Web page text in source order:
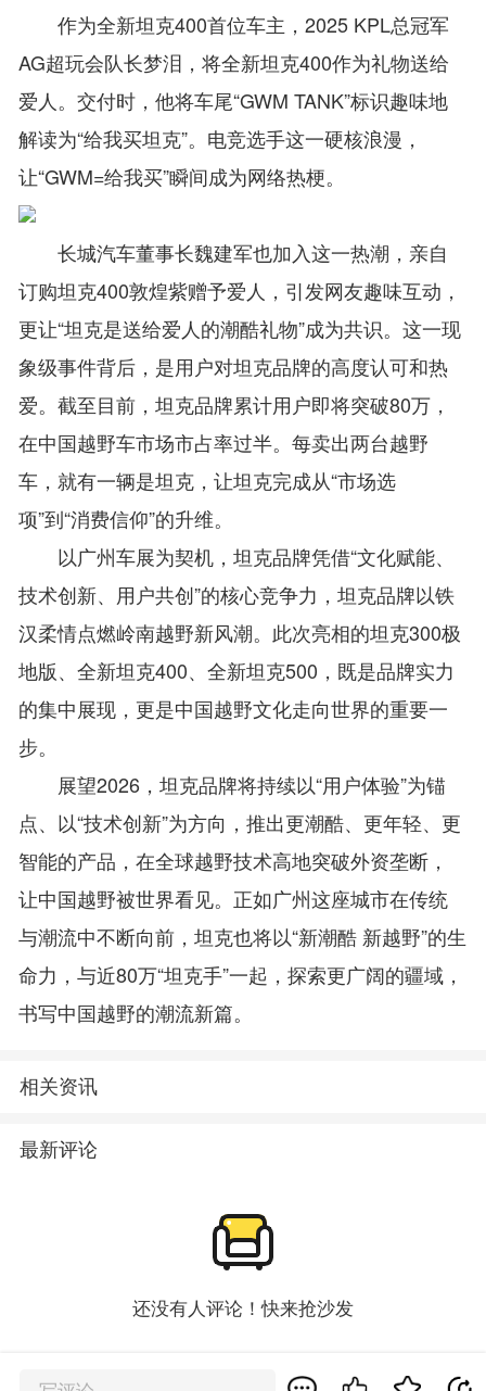
作为全新坦克400首位车主，2025 KPL总冠军
AG超玩会队长梦泪，将全新坦克400作为礼物送给
爱人。交付时，他将车尾“GWM TANK”标识趣味地
解读为“给我买坦克”。电竞选手这一硬核浪漫，
让“GWM=给我买”瞬间成为网络热梗。
长城汽车董事长魏建军也加入这一热潮，亲自
订购坦克400敦煌紫赠予爱人，引发网友趣味互动，
更让“坦克是送给爱人的潮酷礼物”成为共识。这一现
象级事件背后，是用户对坦克品牌的高度认可和热
爱。截至目前，坦克品牌累计用户即将突破80万，
在中国越野车市场市占率过半。每卖出两台越野
车，就有一辆是坦克，让坦克完成从“市场选
项”到“消费信仰”的升维。
以广州车展为契机，坦克品牌凭借“文化赋能、
技术创新、用户共创”的核心竞争力，坦克品牌以铁
汉柔情点燃岭南越野新风潮。此次亮相的坦克300极
地版、全新坦克400、全新坦克500，既是品牌实力
的集中展现，更是中国越野文化走向世界的重要一
步。
展望2026，坦克品牌将持续以“用户体验”为锚
点、以“技术创新”为方向，推出更潮酷、更年轻、更
智能的产品，在全球越野技术高地突破外资垄断，
让中国越野被世界看见。正如广州这座城市在传统
与潮流中不断向前，坦克也将以“新潮酷 新越野”的生
命力，与近80万“坦克手”一起，探索更广阔的疆域，
书写中国越野的潮流新篇。
相关资讯
最新评论
还没有人评论！快来抢沙发